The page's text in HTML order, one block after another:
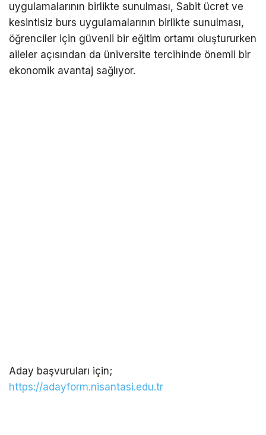
uygulamalarının birlikte sunulması, Sabit ücret ve
kesintisiz burs uygulamalarının birlikte sunulması,
öğrenciler için güvenli bir eğitim ortamı oluştururken
aileler açısından da üniversite tercihinde önemli bir
ekonomik avantaj sağlıyor.
Aday başvuruları için;
https://adayform.nisantasi.edu.tr